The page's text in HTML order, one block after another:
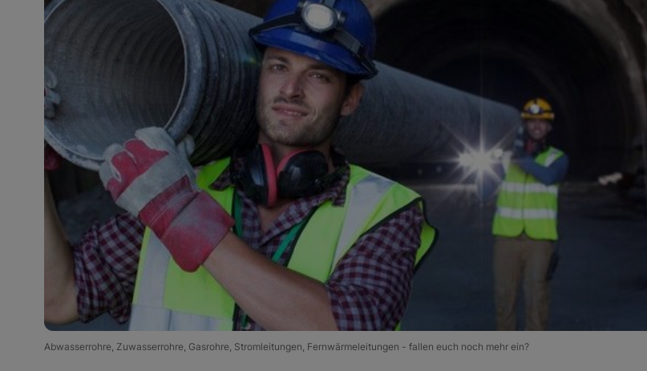
Abwasserrohre, Zuwasserrohre, Gasrohre, Stromleitungen, Fernwärmeleitungen - fallen euch noch mehr ein?